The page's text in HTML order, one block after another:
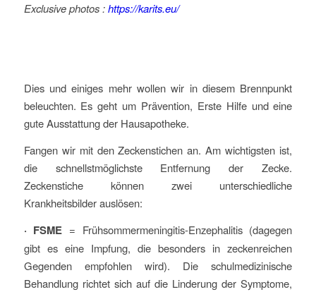
Exclusive photos :https://karits.eu/
Dies und einiges mehr wollen wir in diesem Brennpunkt
beleuchten. Es geht um Prävention, Erste Hilfe und eine
gute Ausstattung der Hausapotheke.
Fangen wir mit den Zeckenstichen an. Am wichtigsten ist,
die schnellstmöglichste Entfernung der Zecke.
Zeckenstiche können zwei unterschiedliche
Krankheitsbilder auslösen:
· FSME = Frühsommermeningitis-Enzephalitis (dagegen
gibt es eine Impfung, die besonders in zeckenreichen
Gegenden empfohlen wird). Die schulmedizinische
Behandlung richtet sich auf die Linderung der Symptome,